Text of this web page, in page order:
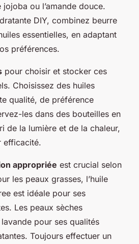
ou l’amande douce.
DIY, combinez beurre
essentielles, en adaptant
préférences.
pour choisir et stocker ces
Choisissez des huiles
qualité, de préférence
les dans des bouteilles en
de la lumière et de la chaleur,
efficacité.
appropriée est crucial selon
les peaux grasses, l’huile
est idéale pour ses
Les peaux sèches
pour ses qualités
Toujours effectuer un